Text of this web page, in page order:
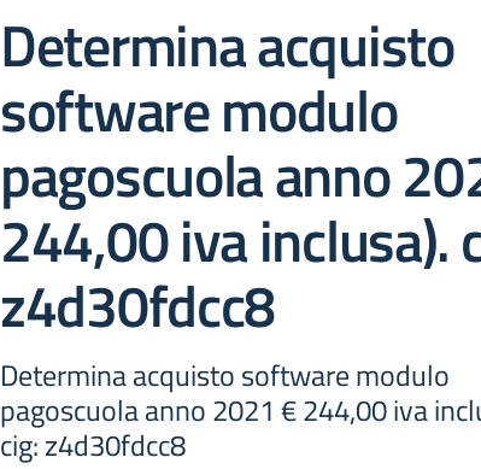
Determina acquisto
software modulo
pagoscuola anno
244,00 iva inclusa).
z4d30fdcc8
Determina acquisto software modulo
pagoscuola anno 2021 € 244,00 iva
cig: z4d30fdcc8